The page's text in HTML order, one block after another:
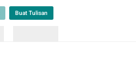
Buat Tulisan